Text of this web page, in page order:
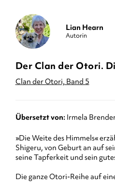
Lian Hearn
Autorin
Der Clan der Otori.
Clan der Otori, Band 5
Übersetzt von: Irmela
»Die Weite des Himmels«
Shigeru, von Geburt an auf
seine Tapferkeit und sein
Die ganze Otori-Reihe auf